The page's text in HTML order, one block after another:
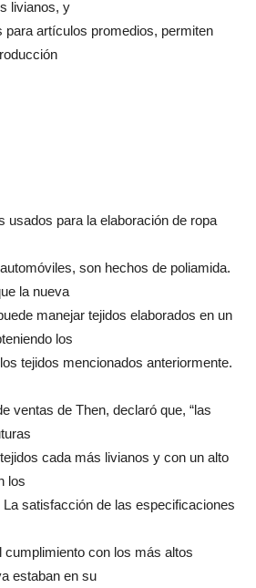
livianos, y
para artículos promedios, permiten
usados para la elaboración de ropa
son hechos de poliamida.
la nueva
manejar tejidos elaborados en un
los
tejidos mencionados anteriormente.
ventas de Then, declaró que, “las
cada más livianos y con un alto
los
satisfacción de las especificaciones
con los más altos
estaban en su